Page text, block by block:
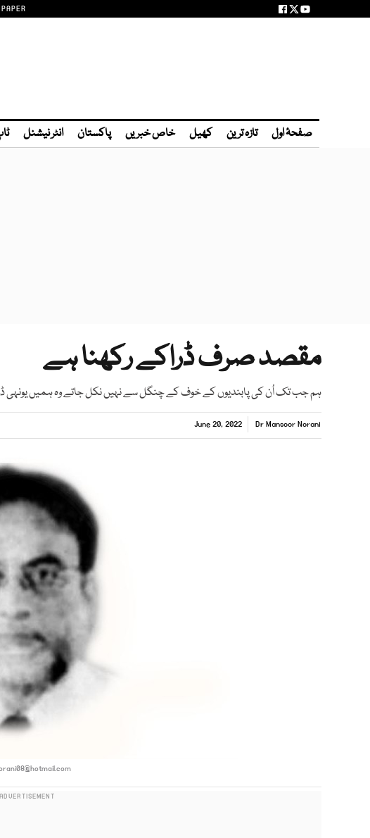
صفحۂ اول تازہ ترین کھیل خاص خبریں پاکستان انٹر نیشنل
مقصد صرف ڈراکے رکھنا ہے
ہم جب تک اُن کی پابندیوں کے خوف کے چنگل سے نہیں نکل جاتے وہ ہمیں یونہی
Dr Mansoor Norani
June 20, 2022